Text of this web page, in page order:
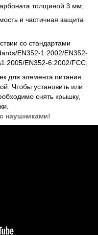
толщиной 3 мм;
и частичная защита
со стандартами
EN352-1:2002/EN352-
EN352-6:2002/FCC;
для элемента питания
Чтобы установить или
снять крышку,
наушниками!